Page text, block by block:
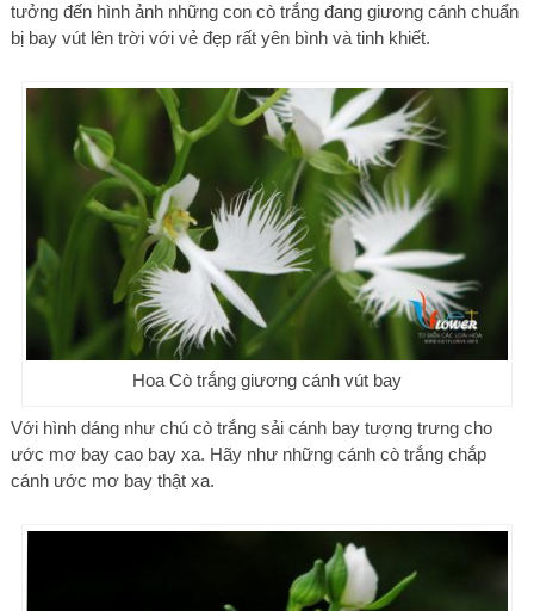
tưởng đến hình ảnh những con cò trắng đang giương cánh chuẩn
bị bay vút lên trời với vẻ đẹp rất yên bình và tinh khiết.
Hoa Cò trắng giương cánh vút bay
Với hình dáng như chú cò trắng sải cánh bay tượng trưng cho
ước mơ bay cao bay xa. Hãy như những cánh cò trắng chắp
cánh ước mơ bay thật xa.